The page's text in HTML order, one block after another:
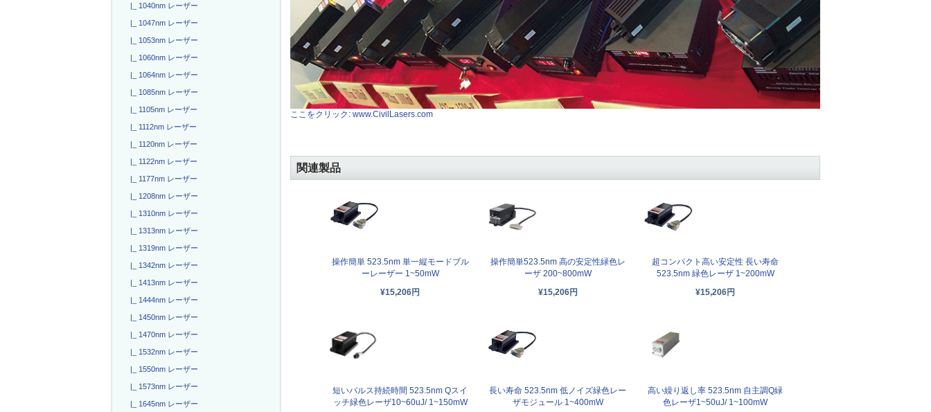
|_ 1040nm レーザー
|_ 1047nm レーザー
|_ 1053nm レーザー
|_ 1060nm レーザー
|_ 1064nm レーザー
|_ 1085nm レーザー
|_ 1105nm レーザー
|_ 1112nm レーザー
|_ 1120nm レーザー
|_ 1122nm レーザー
|_ 1177nm レーザー
|_ 1208nm レーザー
|_ 1310nm レーザー
|_ 1313nm レーザー
|_ 1319nm レーザー
|_ 1342nm レーザー
|_ 1413nm レーザー
|_ 1444nm レーザー
|_ 1450nm レーザー
|_ 1470nm レーザー
|_ 1532nm レーザー
|_ 1550nm レーザー
|_ 1573nm レーザー
|_ 1645nm レーザー
ここをクリック: www.CivilLasers.com
関連製品
操作簡単 523.5nm 単一縦モードブル
ーレーザー 1~50mW
¥15,206円
操作簡単523.5nm 高の安定性緑色レ
ーザ 200~800mW
¥15,206円
超コンパクト高い安定性 長い寿命
523.5nm 緑色レーザ 1~200mW
¥15,206円
短いパルス持続時間 523.5nm Qスイ
ッチ緑色レーザ10~60uJ/ 1~150mW
長い寿命 523.5nm 低ノイズ緑色レー
ザモジュール 1~400mW
高い繰り返し率 523.5nm 自主調Q緑
色レーザ1~50uJ/ 1~100mW